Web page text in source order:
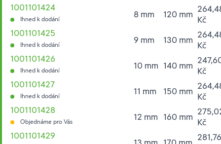
1001101424
Ihned k dodání 8 mm 120 mm Kč
1001101425
Ihned k dodání 9 mm 130 mm Kč
1001101426
Ihned k dodání 10 mm 140 mm Kč
1001101427
Ihned k dodání 11 mm 150 mm Kč
1001101428
Objednáme pro Vás 12 mm 160 mm Kč
1001101429
281,76